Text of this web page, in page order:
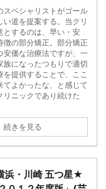
スペシャリストがゴール
い道を提案する。当クリ
とするのは、早い・安
徴の部分矯正。部分矯正
安価な治療法ですが、一
族になったつもりで適切
を提供することで、ここ
てよかったな、と感じて
リニックであり続けた
続きを見る
浜・川崎 五つ星★